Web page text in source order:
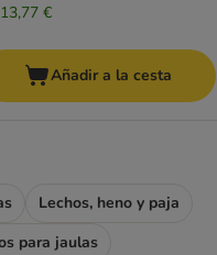
13,77 €
Añadir a la cesta
Lechos, heno y paja
para jaulas